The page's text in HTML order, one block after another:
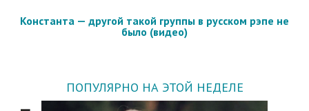
Константа — другой такой группы в русском рэпе не
было (видео)
ПОПУЛЯРНО НА ЭТОЙ НЕДЕЛЕ